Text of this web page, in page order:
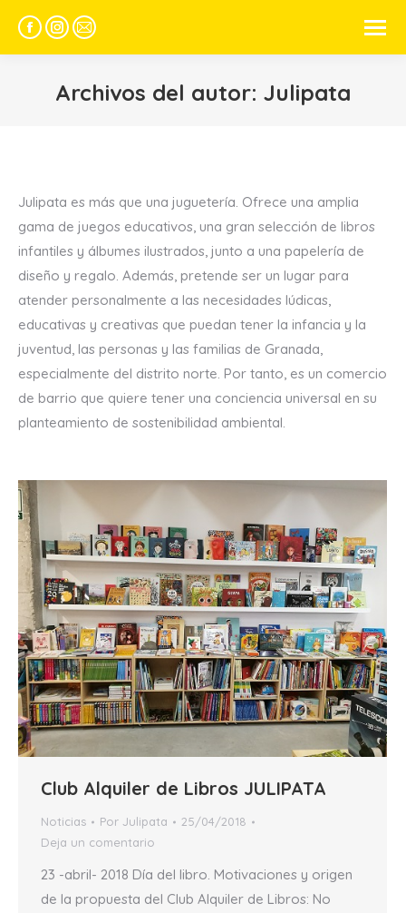
Facebook
opens
Instagram
opens
Mail
opens
Archivos del autor: Julipata
Julipata es más que una juguetería. Ofrece una amplia
gama de juegos educativos, una gran selección de libros
infantiles y álbumes ilustrados, junto a una papelería de
diseño y regalo. Además, pretende ser un lugar para
atender personalmente a las necesidades lúdicas,
educativas y creativas que puedan tener la infancia y la
juventud, las personas y las familias de Granada,
especialmente del distrito norte. Por tanto, es un comercio
de barrio que quiere tener una conciencia universal en su
planteamiento de sostenibilidad ambiental.
Club Alquiler de Libros JULIPATA
Noticias Por Julipata
25/04/2018
Deja un comentario
23 -abril- 2018 Día del libro. Motivaciones y origen
de la propuesta del Club Alquiler de Libros: No